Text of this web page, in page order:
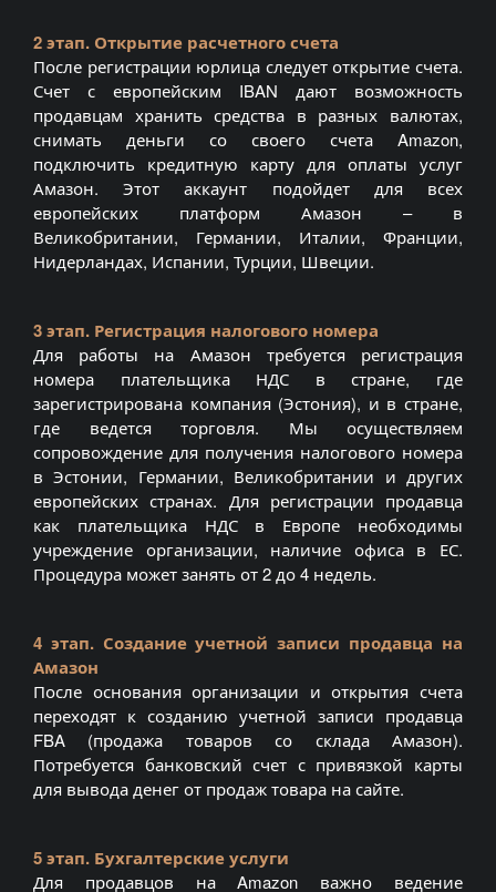
2 этап. Открытие расчетного счета
После регистрации юрлица следует открытие счета.
Счет с европейским IBAN дают возможность
продавцам хранить средства в разных валютах,
снимать деньги со своего счета Amazon,
подключить кредитную карту для оплаты услуг
Амазон. Этот аккаунт подойдет для всех
европейских платформ Амазон – в
Великобритании, Германии, Италии, Франции,
Нидерландах, Испании, Турции, Швеции.
3 этап. Регистрация налогового номера
Для работы на Амазон требуется регистрация
номера плательщика НДС в стране, где
зарегистрирована компания (Эстония), и в стране,
где ведется торговля. Мы осуществляем
сопровождение для получения налогового номера
в Эстонии, Германии, Великобритании и других
европейских странах. Для регистрации продавца
как плательщика НДС в Европе необходимы
учреждение организации, наличие офиса в ЕС.
Процедура может занять от 2 до 4 недель.
4 этап. Создание учетной записи продавца на
Амазон
После основания организации и открытия счета
переходят к созданию учетной записи продавца
FBA (продажа товаров со склада Амазон).
Потребуется банковский счет с привязкой карты
для вывода денег от продаж товара на сайте.
5 этап. Бухгалтерские услуги
Для продавцов на Amazon важно ведение